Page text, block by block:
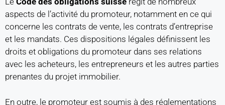
aspects de l’activité du promoteur, notamment en ce qui
concerne les contrats de vente, les contrats d’entreprise
et les mandats. Ces dispositions légales définissent les
droits et obligations du promoteur dans ses relations
avec les acheteurs, les entrepreneurs et les autres parties
prenantes du projet immobilier.
En outre, le promoteur est soumis à des réglementations